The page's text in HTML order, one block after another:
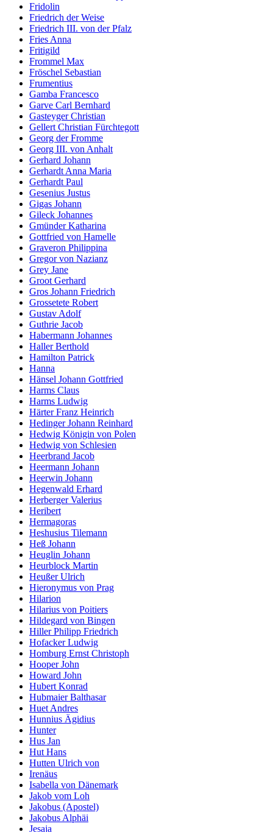
Fridolin
Friedrich der Weise
Friedrich III. von der Pfalz
Fries Anna
Fritigild
Frommel Max
Fröschel Sebastian
Frumentius
Gamba Francesco
Garve Carl Bernhard
Gasteyger Christian
Gellert Christian Fürchtegott
Georg der Fromme
Georg III. von Anhalt
Gerhard Johann
Gerhardt Anna Maria
Gerhardt Paul
Gesenius Justus
Gigas Johann
Gileck Johannes
Gmünder Katharina
Gottfried von Hamelle
Graveron Philippina
Gregor von Nazianz
Grey Jane
Groot Gerhard
Gros Johann Friedrich
Grossetete Robert
Gustav Adolf
Guthrie Jacob
Habermann Johannes
Haller Berthold
Hamilton Patrick
Hanna
Hänsel Johann Gottfried
Harms Claus
Harms Ludwig
Härter Franz Heinrich
Hedinger Johann Reinhard
Hedwig Königin von Polen
Hedwig von Schlesien
Heerbrand Jacob
Heermann Johann
Heerwin Johann
Hegenwald Erhard
Herberger Valerius
Heribert
Hermagoras
Heshusius Tilemann
Heß Johann
Heuglin Johann
Heurblock Martin
Heußer Ulrich
Hieronymus von Prag
Hilarion
Hilarius von Poitiers
Hildegard von Bingen
Hiller Philipp Friedrich
Hofacker Ludwig
Homburg Ernst Christoph
Hooper John
Howard John
Hubert Konrad
Hubmaier Balthasar
Huet Andres
Hunnius Ägidius
Hunter
Hus Jan
Hut Hans
Hutten Ulrich von
Irenäus
Isabella von Dänemark
Jakob vom Loh
Jakobus (Apostel)
Jakobus Alphäi
Jesaja